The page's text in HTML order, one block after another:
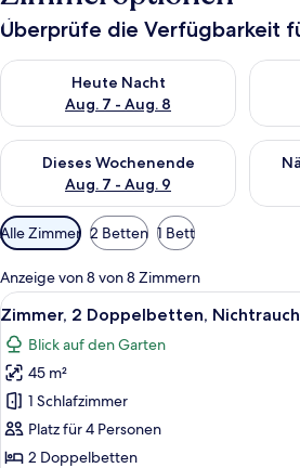
Überprüfe die Verfügbarkeit
Heute Nacht
Aug. 7 - Aug. 8
Überprüfe die Verfügbarkeit für
Dieses Wochenende
Aug. 7 - Aug. 9
Überprüfe die Verfügbarkeit für
Verfügbare
Filter
für
Zimmer
Alle Zimmer 2 Betten 1 Bett
Anzeige von 8 von 8 Zimmern
Alle
Fotos
für
Zimmer,
2 Doppelbetten,
Nichtraucher
anzeigen
Ein
10
Zimmer, 2 Doppelbetten,
Blick auf den Garten
45 m²
1 Schlafzimmer
Platz für 4 Personen
2 Doppelbetten